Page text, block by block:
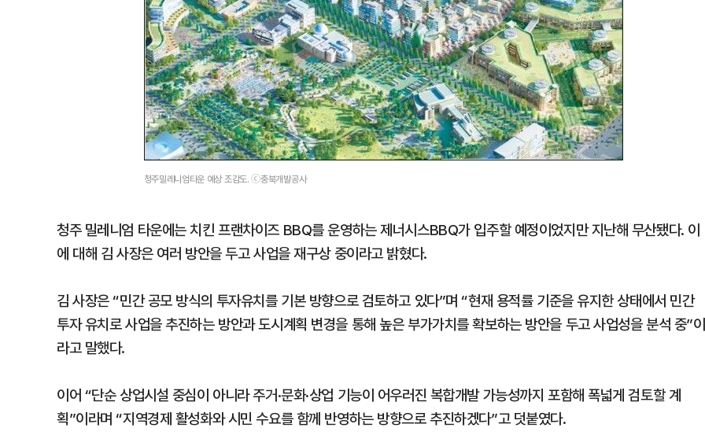
청주밀레니엄타운 예상 조감도. ⓒ충북개발공사
청주 밀레니엄 타운에는 치킨 프랜차이즈 BBQ를 운영하는 제너시스BBQ가 입주할 예정이었지만 지난해 무산됐다. 이
에 대해 김 사장은 여러 방안을 두고 사업을 재구상 중이라고 밝혔다.
김 사장은 “민간 공모 방식의 투자유치를 기본 방향으로 검토하고 있다”며 “현재 용적률 기준을 유지한 상태에서 민간
투자 유치로 사업을 추진하는 방안과 도시계획 변경을 통해 높은 부가가치를 확보하는 방안을 두고 사업성을 분석 중”이
라고 말했다.
이어 “단순 상업시설 중심이 아니라 주거·문화·상업 기능이 어우러진 복합개발 가능성까지 포함해 폭넓게 검토할 계
획”이라며 “지역경제 활성화와 시민 수요를 함께 반영하는 방향으로 추진하겠다”고 덧붙였다.